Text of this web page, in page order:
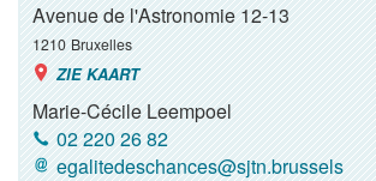
Avenue de l'Astronomie 12-13
1210 Bruxelles
ZIE KAART
Marie-Cécile Leempoel
02 220 26 82
egalitedeschances@sjtn.brussels